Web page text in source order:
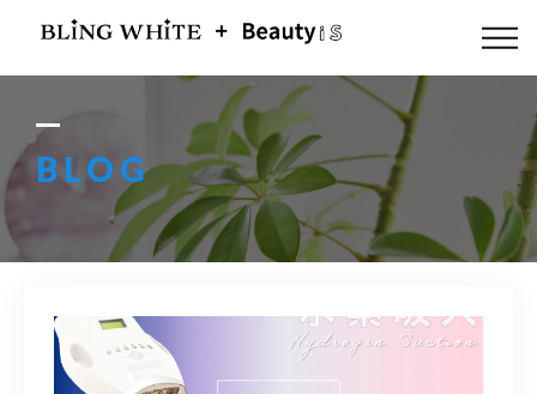
BLOG
ABOUT US
FLOW
MENU
BLOG